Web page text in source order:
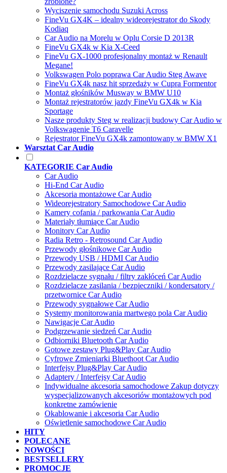
Wyciszenie samochodu Suzuki Across
FineVu GX4K – idealny wideorejestrator do Skody
Kodiaq
Car Audio na Morelu w Oplu Corsie D 2013R
FineVu GX4k w Kia X-Ceed
FineVu GX-1000 profesjonalny montaż w Renault
Megane!
Volkswagen Polo poprawa Car Audio Steg Awave
FineVu GX4k nasz hit sprzedaży w Cupra Formentor
Montaż głośników Musway w BMW U10
Montaż rejestratorów jazdy FineVu GX4k w Kia
Sportage
Nasze produkty Steg w realizacji budowy Car Audio w
Volkswagenie T6 Caravelle
Rejestrator FineVu GX4k zamontowany w BMW X1
Warsztat Car Audio
KATEGORIE Car Audio
Car Audio
Hi-End Car Audio
Akcesoria montażowe Car Audio
Wideorejestratory Samochodowe Car Audio
Kamery cofania / parkowania Car Audio
Materiały tłumiące Car Audio
Monitory Car Audio
Radia Retro - Retrosound Car Audio
Przewody głośnikowe Car Audio
Przewody USB / HDMI Car Audio
Przewody zasilające Car Audio
Rozdzielacze sygnału / filtry zakłóceń Car Audio
Rozdzielacze zasilania / bezpieczniki / kondersatory /
przetwornice Car Audio
Przewody sygnałowe Car Audio
Systemy monitorowania martwego pola Car Audio
Nawigacje Car Audio
Podgrzewanie siedzeń Car Audio
Odbiorniki Bluetooth Car Audio
Gotowe zestawy Plug&Play Car Audio
Cyfrowe Zmieniarki Bluethoot Car Audio
Interfejsy Plug&Play Car Audio
Adaptery / Interfejsy Car Audio
Indywidualne akcesoria samochodowe Zakup dotyczy
wyspecjalizowanych akcesoriów montażowych pod
konkretne zamówienie
Okablowanie i akcesoria Car Audio
Oświetlenie samochodowe Car Audio
HITY
POLECANE
NOWOŚCI
BESTSELLERY
PROMOCJE